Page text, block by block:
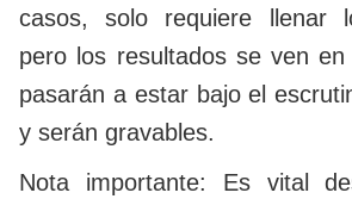
casos, solo requiere llenar
pero los resultados se ven
pasarán a estar bajo el
y serán gravables.
Nota importante: Es vital